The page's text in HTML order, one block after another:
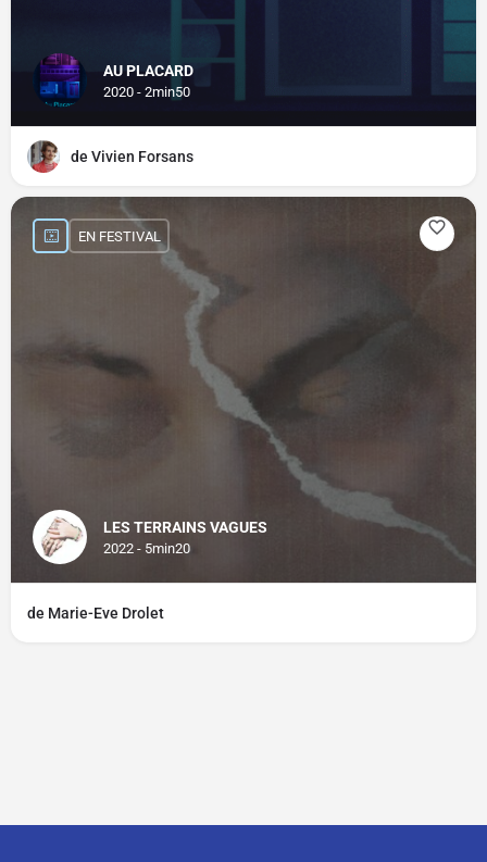
AU PLACARD
2020 - 2min50
de Vivien Forsans
LES TERRAINS VAGUES
2022 - 5min20
EN FESTIVAL
de Marie-Eve Drolet